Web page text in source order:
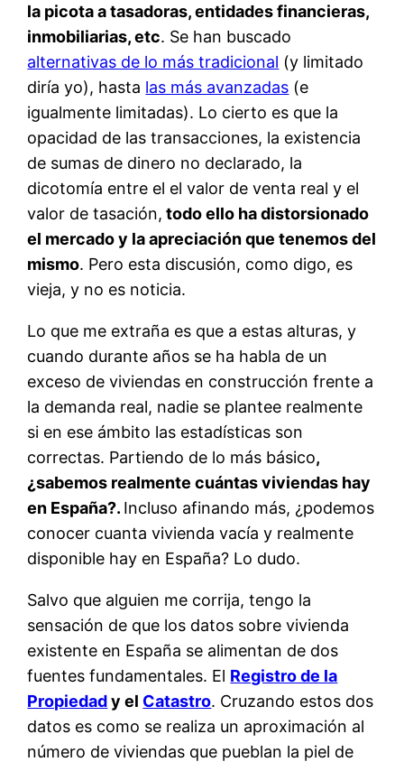
la picota a tasadoras, entidades financieras,
inmobiliarias, etc. Se han buscado
alternativas de lo más tradicional (y limitado
diría yo), hasta las más avanzadas (e
igualmente limitadas). Lo cierto es que la
opacidad de las transacciones, la existencia
de sumas de dinero no declarado, la
dicotomía entre el el valor de venta real y el
valor de tasación, todo ello ha distorsionado
el mercado y la apreciación que tenemos del
mismo. Pero esta discusión, como digo, es
vieja, y no es noticia.
Lo que me extraña es que a estas alturas, y
cuando durante años se ha habla de un
exceso de viviendas en construcción frente a
la demanda real, nadie se plantee realmente
si en ese ámbito las estadísticas son
correctas. Partiendo de lo más básico,
¿sabemos realmente cuántas viviendas hay
en España?. Incluso afinando más, ¿podemos
conocer cuanta vivienda vacía y realmente
disponible hay en España? Lo dudo.
Salvo que alguien me corrija, tengo la
sensación de que los datos sobre vivienda
existente en España se alimentan de dos
fuentes fundamentales. El Registro de la
Propiedady el Catastro. Cruzando estos dos
datos es como se realiza un aproximación al
número de viviendas que pueblan la piel de